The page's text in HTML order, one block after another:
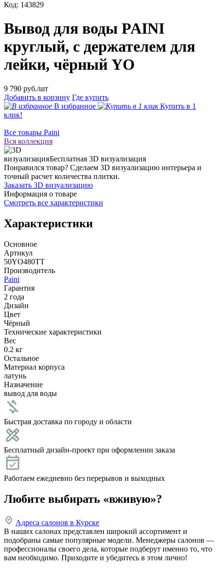
Код: 143829
Вывод для воды PAINI
круглый, с держателем для
лейки, чёрный YO
9 790 руб./шт
Добавить в корзину Где купить
В избранное
Купить в 1
клик!
Все товары Paini
Вся коллекция
Бесплатная 3D визуализация
Понравился товар? Сделаем 3D визуализацию интерьера и
точный расчет количества плитки.
Заказать 3D визуализацию
Информация о товаре
Смотреть все характеристики
Характеристики
Основное
Артикул
50YO480TT
Производитель
Paini
Гарантия
2 года
Дизайн
Цвет
Чёрный
Технические характеристики
Вес
0.2 кг
Остальное
Материал корпуса
латунь
Назначение
вывод для воды
Быстрая доставка по городу и области
Бесплатный дизайн-проект при оформлении заказа
Работаем ежедневно без перерывов и выходных
Любите выбирать «вживую»?
Адреса салонов в Курске
В наших салонах представлен широкий ассортимент и
подобраны самые популярные модели. Менеджеры салонов —
профессионалы своего дела, которые подберут именно то, что
вам необходимо. Приходите и убедитесь в этом лично!